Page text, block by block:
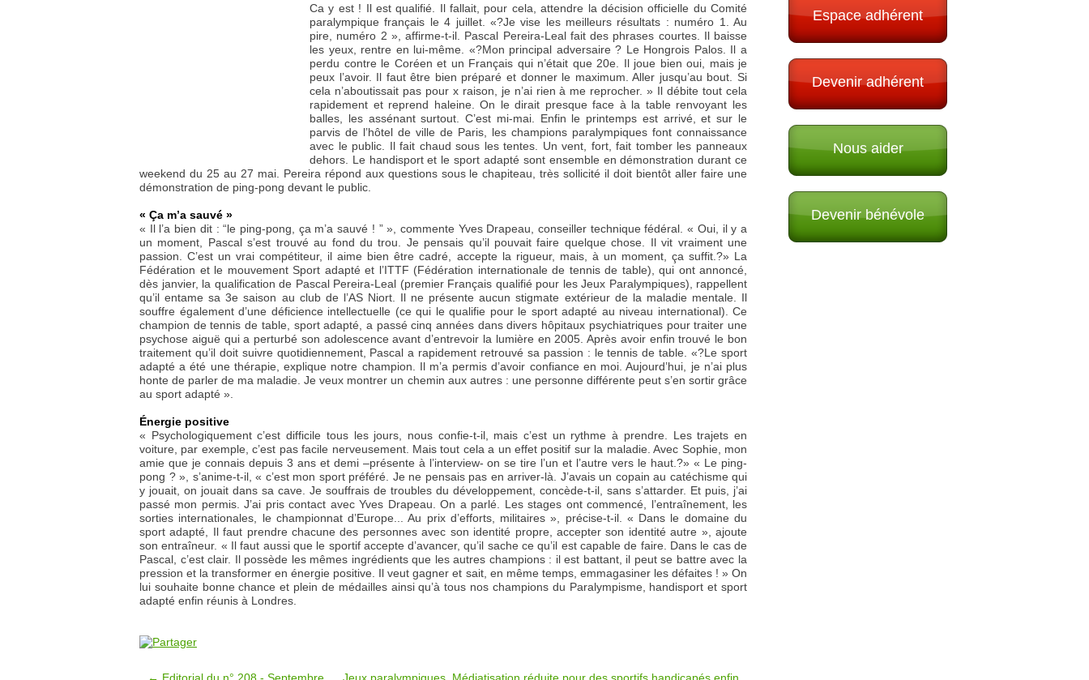
Ca y est ! Il est qualifié. Il fallait, pour cela, attendre la décision officielle du Comité
paralympique français le 4 juillet. «?Je vise les meilleurs résultats : numéro 1. Au
pire, numéro 2 », affirme-t-il. Pascal Pereira-Leal fait des phrases courtes. Il baisse
les yeux, rentre en lui-même. «?Mon principal adversaire ? Le Hongrois Palos. Il a
perdu contre le Coréen et un Français qui n’était que 20e. Il joue bien oui, mais je
peux l’avoir. Il faut être bien préparé et donner le maximum. Aller jusqu’au bout. Si
cela n’aboutissait pas pour x raison, je n’ai rien à me reprocher. » Il débite tout cela
rapidement et reprend haleine. On le dirait presque face à la table renvoyant les
balles, les assénant surtout. C’est mi-mai. Enfin le printemps est arrivé, et sur le
parvis de l’hôtel de ville de Paris, les champions paralympiques font connaissance
avec le public. Il fait chaud sous les tentes. Un vent, fort, fait tomber les panneaux
dehors. Le handisport et le sport adapté sont ensemble en démonstration durant ce
weekend du 25 au 27 mai. Pereira répond aux questions sous le chapiteau, très sollicité il doit bientôt aller faire une
démonstration de ping-pong devant le public.
« Ça m’a sauvé »
« Il l’a bien dit : “le ping-pong, ça m’a sauvé ! ” », commente Yves Drapeau, conseiller technique fédéral. « Oui, il y a
un moment, Pascal s’est trouvé au fond du trou. Je pensais qu’il pouvait faire quelque chose. Il vit vraiment une
passion. C’est un vrai compétiteur, il aime bien être cadré, accepte la rigueur, mais, à un moment, ça suffit.?» La
Fédération et le mouvement Sport adapté et l’ITTF (Fédération internationale de tennis de table), qui ont annoncé,
dès janvier, la qualification de Pascal Pereira-Leal (premier Français qualifié pour les Jeux Paralympiques), rappellent
qu’il entame sa 3e saison au club de l’AS Niort. Il ne présente aucun stigmate extérieur de la maladie mentale. Il
souffre également d’une déficience intellectuelle (ce qui le qualifie pour le sport adapté au niveau international). Ce
champion de tennis de table, sport adapté, a passé cinq années dans divers hôpitaux psychiatriques pour traiter une
psychose aiguë qui a perturbé son adolescence avant d’entrevoir la lumière en 2005. Après avoir enfin trouvé le bon
traitement qu’il doit suivre quotidiennement, Pascal a rapidement retrouvé sa passion : le tennis de table. «?Le sport
adapté a été une thérapie, explique notre champion. Il m’a permis d’avoir confiance en moi. Aujourd’hui, je n’ai plus
honte de parler de ma maladie. Je veux montrer un chemin aux autres : une personne différente peut s’en sortir grâce
au sport adapté ».
Énergie positive
« Psychologiquement c’est difficile tous les jours, nous confie-t-il, mais c’est un rythme à prendre. Les trajets en
voiture, par exemple, c’est pas facile nerveusement. Mais tout cela a un effet positif sur la maladie. Avec Sophie, mon
amie que je connais depuis 3 ans et demi –présente à l’interview- on se tire l’un et l’autre vers le haut.?» « Le ping-
pong ? », s’anime-t-il, « c’est mon sport préféré. Je ne pensais pas en arriver-là. J’avais un copain au catéchisme qui
y jouait, on jouait dans sa cave. Je souffrais de troubles du développement, concède-t-il, sans s’attarder. Et puis, j’ai
passé mon permis. J’ai pris contact avec Yves Drapeau. On a parlé. Les stages ont commencé, l’entraînement, les
sorties internationales, le championnat d’Europe... Au prix d’efforts, militaires », précise-t-il. « Dans le domaine du
sport adapté, Il faut prendre chacune des personnes avec son identité propre, accepter son identité autre », ajoute
son entraîneur. « Il faut aussi que le sportif accepte d’avancer, qu’il sache ce qu’il est capable de faire. Dans le cas de
Pascal, c’est clair. Il possède les mêmes ingrédients que les autres champions : il est battant, il peut se battre avec la
pression et la transformer en énergie positive. Il veut gagner et sait, en même temps, emmagasiner les défaites ! » On
lui souhaite bonne chance et plein de médailles ainsi qu’à tous nos champions du Paralympisme, handisport et sport
adapté enfin réunis à Londres.
← Editorial du n° 208 - Septembre Jeux paralympiques. Médiatisation réduite pour des sportifs handicapés enfin
Espace adhérent
Devenir adhérent
Nous aider
Devenir bénévole